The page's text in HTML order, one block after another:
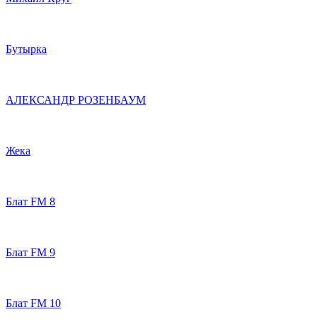
Бутырка
АЛЕКСАНДР РОЗЕНБАУМ
Жека
Блат FM 8
Блат FM 9
Блат FM 10